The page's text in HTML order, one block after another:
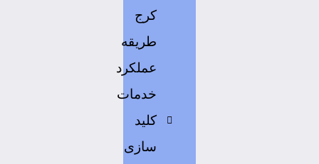
کرج
طریقه
عملکرد
خدمات
کلید
سازی